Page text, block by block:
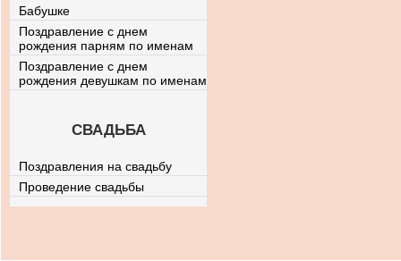
Бабушке
Поздравление с днем
рождения парням по именам
Поздравление с днем
рождения девушкам по именам
СВАДЬБА
Поздравления на свадьбу
Проведение свадьбы